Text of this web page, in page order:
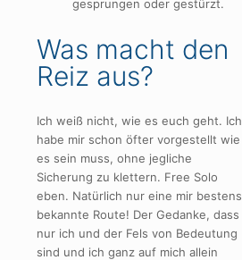
gesprungen oder gestürzt.
Was macht den
Reiz aus?
Ich weiß nicht, wie es euch geht. Ich
habe mir schon öfter vorgestellt wie
es sein muss, ohne jegliche
Sicherung zu klettern. Free Solo
eben. Natürlich nur eine mir bestens
bekannte Route! Der Gedanke, dass
nur ich und der Fels von Bedeutung
sind und ich ganz auf mich allein